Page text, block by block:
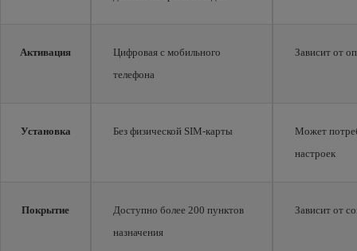
Активация
Цифровая с мобильного
телефона
Зависит от
Установка Без физической SIM-карты
Может
настроек
Покрытие
Доступно более 200 пунктов
назначения
Зависит от